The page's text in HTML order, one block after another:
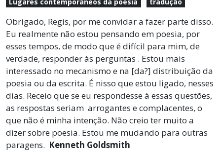
Obrigado, Regis, por me convidar a fazer parte disso.
Eu realmente não estou pensando em poesia, por
esses tempos, de modo que é difícil para mim, de
verdade, responder às perguntas . Estou mais
interessado no mecanismo e na [da?] distribuição da
poesia ou da escrita. É nisso que estou ligado, nesses
dias. Receio que se eu respondesse à essas questões,
as respostas seriam arrogantes e complacentes, o
que não é minha intenção. Não creio ter muito a
dizer sobre poesia. Estou me mudando para outras
paragens. Kenneth Goldsmith